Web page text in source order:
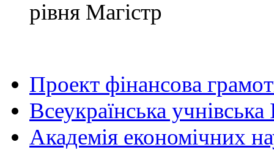
рівня Магістр
Проект фінансова
Всеукраїнська
Академія економічних